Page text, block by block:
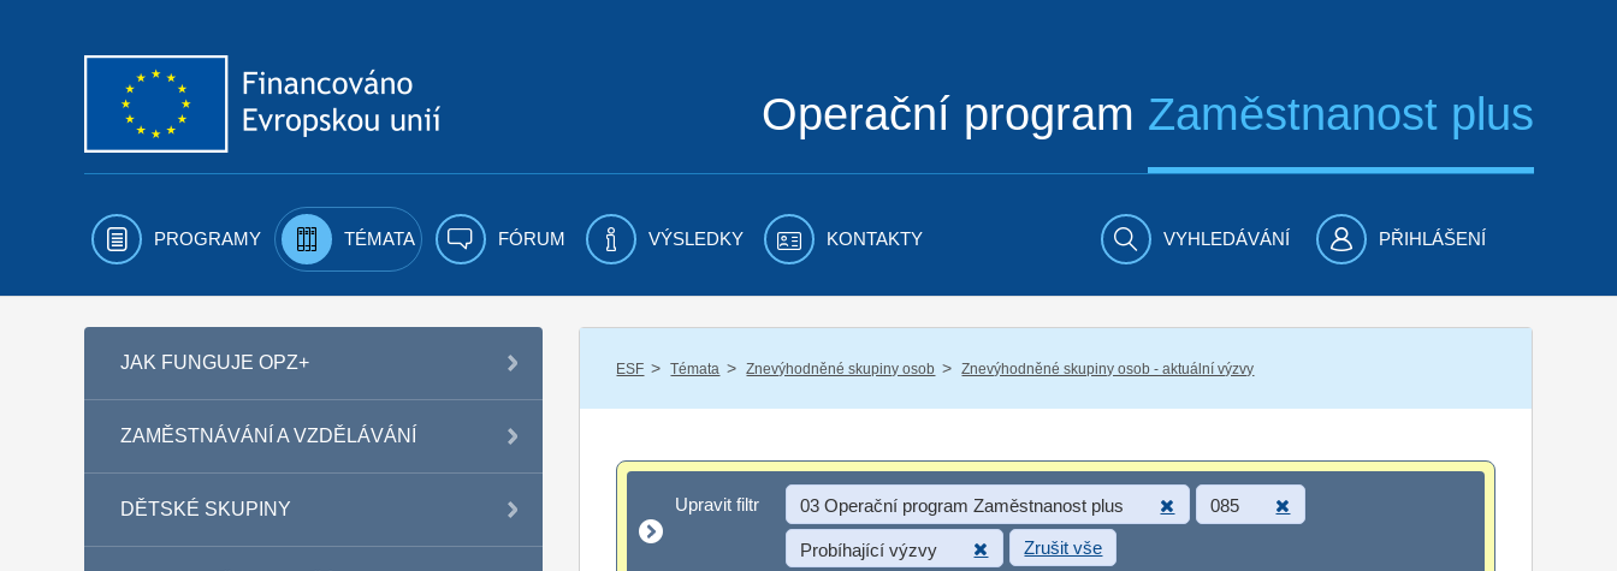
Operační program Zaměstnanost plus
PROGRAMY TÉMATA FÓRUM VÝSLEDKY KONTAKTY VYHLEDÁVÁNÍ PŘIHLÁŠENÍ
JAK FUNGUJE OPZ+
ZAMĚSTNÁVÁNÍ A VZDĚLÁVÁNÍ
DĚTSKÉ SKUPINY
ESF / Témata / Znevýhodněné skupiny osob / Znevýhodněné skupiny osob - aktuální výzvy
Upravit filtr
Upravit filtr 03 Operační program Zaměstnanost plus 085
Probíhající výzvy Zrušit vše